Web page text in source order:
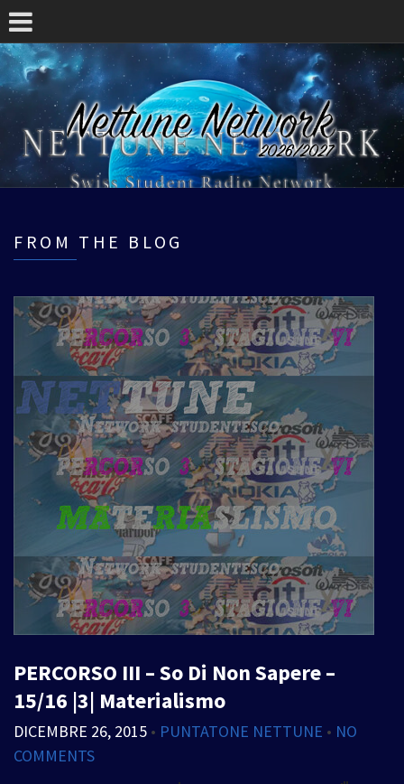
FROM THE BLOG
PERCORSO III – So Di Non Sapere –
15/16 |3| Materialismo
DICEMBRE 26, 2015 • PUNTATONE NETTUNE • NO
COMMENTS